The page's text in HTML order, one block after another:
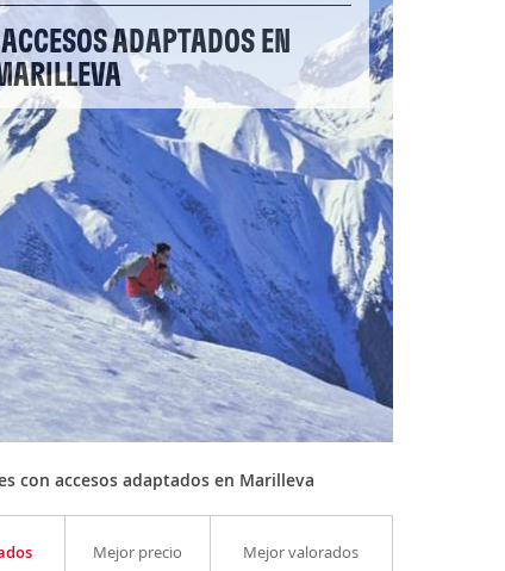
ADAPTADOS EN
con accesos adaptados en Marilleva
Mejor precio Mejor valorados